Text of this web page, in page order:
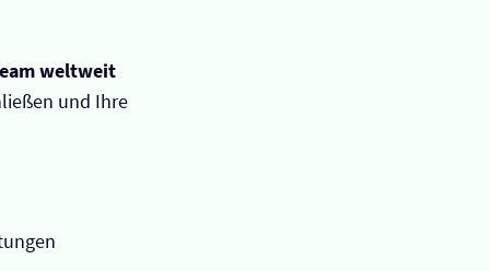
weltweit
und Ihre